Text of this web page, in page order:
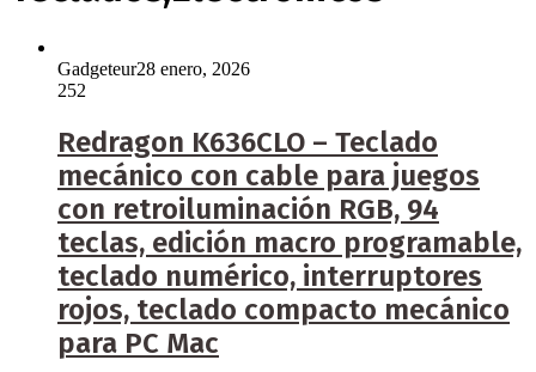
Gadgeteur28 enero, 2026
252
Redragon K636CLO – Teclado
mecánico con cable para juegos
con retroiluminación RGB, 94
teclas, edición macro programable,
teclado numérico, interruptores
rojos, teclado compacto mecánico
para PC Mac